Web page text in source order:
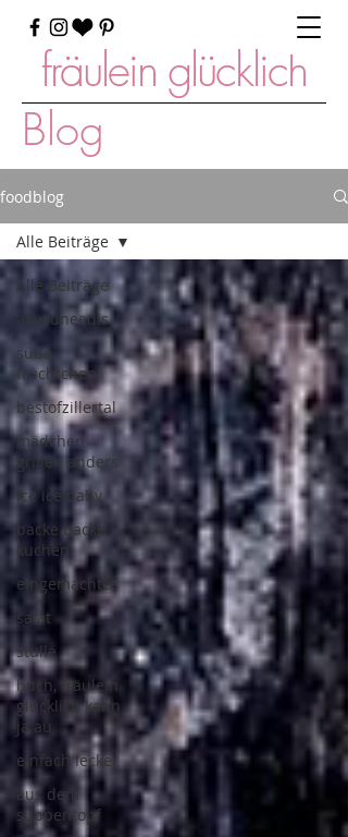
fräulein glücklich
Blog
foodblog
Alle Beiträge
allyouneedis
süße
früchtchen
bestofzillertal
mädchen
grillen anders
ice ice baby
backe backe
kuchen
eingemachtes
salat
stulle
huch, fräulein
glücklich kann
ja au
einfach lecker
aus dem
suppentopf
Alle Beiträge